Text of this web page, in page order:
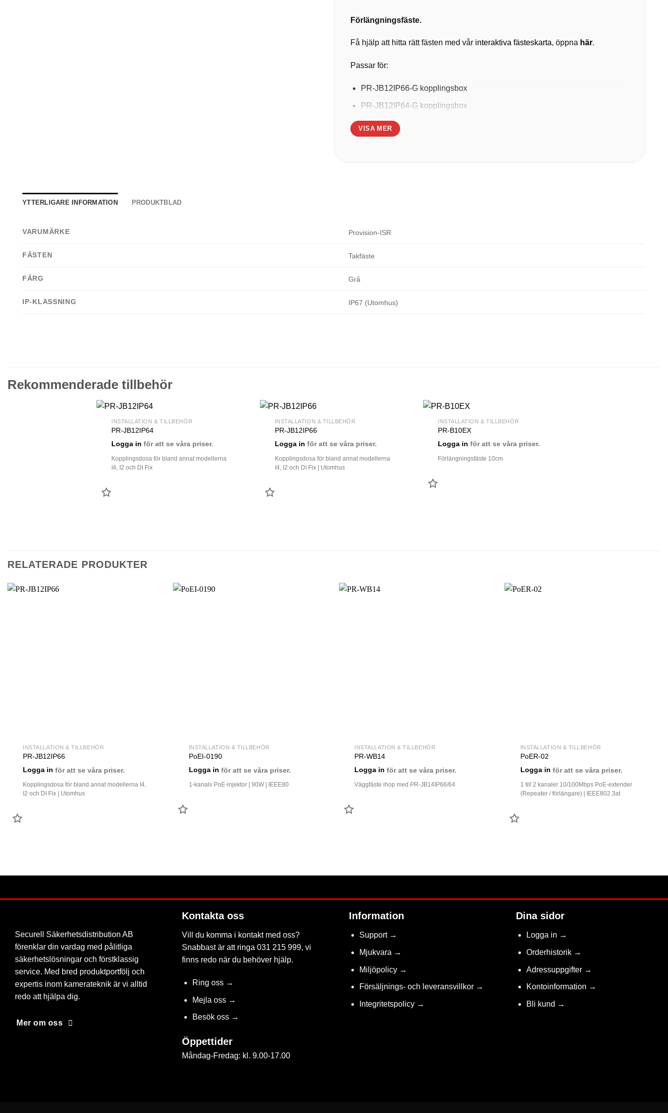
Förlängningsfäste.
Få hjälp att hitta rätt fästen med vår interaktiva fästeskarta, öppna här.
Passar för:
PR-JB12IP66-G kopplingsbox
PR-JB12IP64-G kopplingsbox
VISA MER
YTTERLIGARE INFORMATION PRODUKTBLAD
VARUMÄRKE Provision-ISR
FÄSTEN Takfäste
FÄRG Grå
IP-KLASSNING IP67 (Utomhus)
Rekommenderade tillbehör
INSTALLATION & TILLBEHÖR
PR-JB12IP64
Logga in för att se våra priser.
Kopplingsdosa för bland annat modellerna
I4, I2 och DI Fix
INSTALLATION & TILLBEHÖR
PR-JB12IP66
Logga in för att se våra priser.
Kopplingsdosa för bland annat modellerna
I4, I2 och DI Fix | Utomhus
INSTALLATION & TILLBEHÖR
PR-B10EX
Logga in för att se våra priser.
Förlängningsfäste 10cm
RELATERADE PRODUKTER
INSTALLATION & TILLBEHÖR
PR-JB12IP66
Logga in för att se våra priser.
Kopplingsdosa för bland annat modellerna I4,
I2 och DI Fix | Utomhus
INSTALLATION & TILLBEHÖR
PoEI-0190
Logga in för att se våra priser.
1-kanals PoE-injektor | 90W | IEEE80
INSTALLATION & TILLBEHÖR
PR-WB14
Logga in för att se våra priser.
Väggfäste ihop med PR-JB14IP66/64
INSTALLATION & TILLBEHÖR
PoER-02
Logga in för att se våra priser.
1 till 2 kanaler 10/100Mbps PoE-extender
(Repeater / förlängare) | IEEE802.3at
Securell Säkerhetsdistribution AB
förenklar din vardag med pålitliga
säkerhetslösningar och förstklassig
service. Med bred produktportfölj och
expertis inom kamerateknik är vi alltid
redo att hjälpa dig.
Mer om oss
Kontakta oss
Vill du komma i kontakt med oss?
Snabbast är att ringa 031 215 999, vi
finns redo när du behöver hjälp.
Ring oss →
Mejla oss →
Besök oss →
Öppettider
Måndag-Fredag: kl. 9.00-17.00
Information
Support →
Mjukvara →
Miljöpolicy →
Försäljnings- och leveransvillkor →
Integritetspolicy →
Dina sidor
Logga in →
Orderhistorik →
Adressuppgifter →
Kontoinformation →
Bli kund →